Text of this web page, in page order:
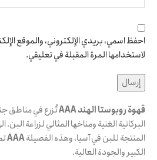
احفظ اسمي، بريدي الإلكتروني، والموقع
لاستخدامها المرة المقبلة في تعليقي.
قهوة روبوستا الهند AAA
تُزرع في مناطق
البركانية الغنية ومناخها المثالي لزراعة
المنتجة للبن في آسيا، وهذه الفصيلةAAA
الكبير والجودة العالية.